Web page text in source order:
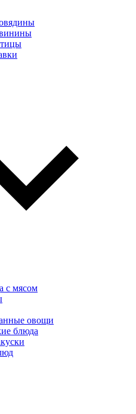
с мясом
овощи
блюда